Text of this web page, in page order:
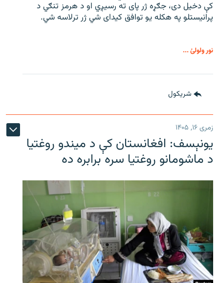
کې دخیل دی، جګړه ژر پای ته رسیږي او د هرمز تنګي د
پرانیستلو په هکله یو توافق کیدای شي ژر ترلاسه شي.
نور ولولئ ...
شريکول
زمری ۱۶, ۱۴۰۵
یونېسف: افغانستان کې د میندو روغتیا
د ماشومانو روغتیا سره برابره ده